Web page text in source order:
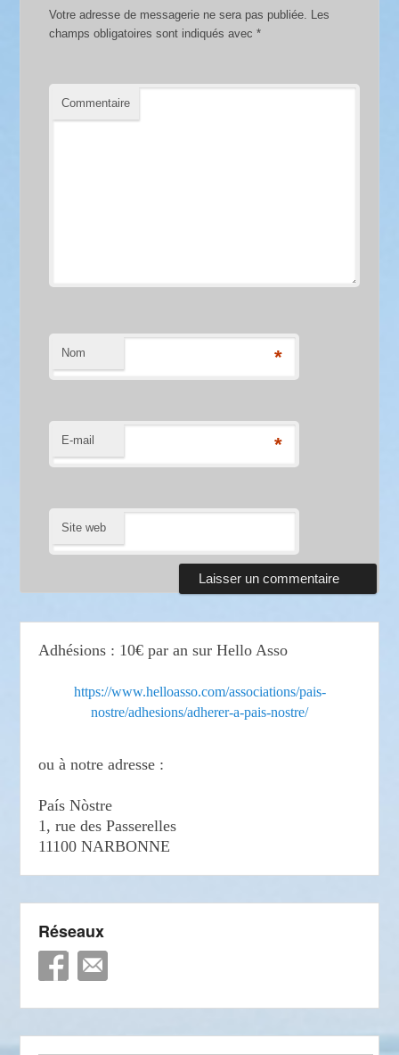
Votre adresse de messagerie ne sera pas publiée.
Les
champs obligatoires sont indiqués avec*
Commentaire
Nom *
E-mail *
Site web
Adhésions : 10€ par an sur Hello Asso
https://www.helloasso.com/associations/pais-
nostre/adhesions/adherer-a-pais-nostre/
ou à notre adresse :
País Nòstre
1, rue des Passerelles
11100 NARBONNE
Réseaux